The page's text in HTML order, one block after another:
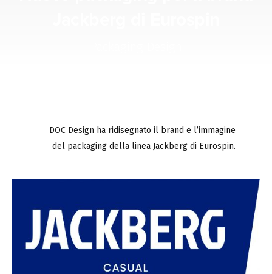
DOC Design ha ridisegnato il brand e l’immagine
del packaging della linea Jackberg di Eurospin.